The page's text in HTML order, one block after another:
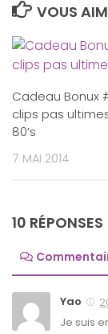
VOUS
Cadeau Bonux
clips pas
80’s
7 MAI 2014
10 RÉPONSES
Yao
Je suis